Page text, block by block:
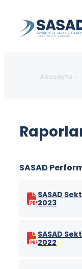
Anasayfa
SASAD
SASAD
2023
SASAD
2022